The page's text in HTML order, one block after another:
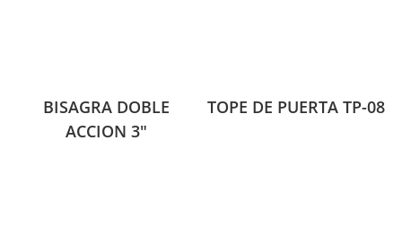
BISAGRA DOBLE
ACCION 3″
TOPE DE PUERTA TP-08